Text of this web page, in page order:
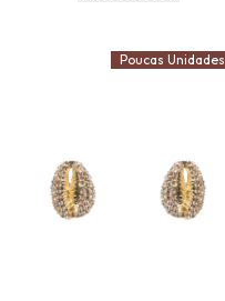
Poucas Unidades